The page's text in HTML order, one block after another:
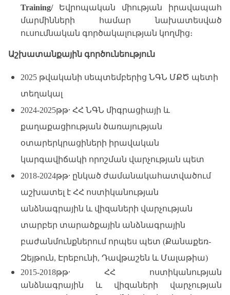
Training/Եվրոպական միության իրավապահ
մարմինների համար նախատեսված
ուսումնական գործակալության կողմից։
Աշխատանքային գործունեություն
2025 թվականի սեպտեմբերից ՆԳՆ ՄՔԾ պետի
տեղակալ
2024-2025թթ․ ՀՀ ՆԳՆ միգրացիայի և
քաղաքացիության ծառայության
օտարերկրացիների իրավական
կարգավիճակի որոշման վարչության պետ
2018-2024թթ․ ընկած ժամանակահատվածում
աշխատել է ՀՀ ոստիկանության
անձնագրային և վիզաների վարչության
տարբեր տարածքային անձնագրային
բաժանմունքներում որպես պետ (Քանաքեռ-
Զեյթուն, Էրեբունի, Դավթաշեն և Մալաթիա)
2015-2018թթ․ ՀՀ ոստիկանության
անձնագրային և վիզաների վարչության